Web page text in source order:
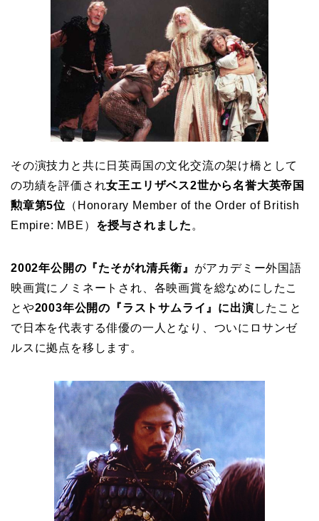
その演技力と共に日英両国の文化交流の架け橋として
の功績を評価され女王エリザベス2世から名誉大英帝国
勲章第5位 （Honorary Member of the Order of British
Empire: MBE） を授与されました 。
2002年公開の『たそがれ清兵衛』 がアカデミー外国語
映画賞にノミネートされ、各映画賞を総なめにしたこ
とや2003年公開の『ラストサムライ』に出演 したこと
で日本を代表する俳優の一人となり、ついにロサンゼ
ルスに拠点を移します。